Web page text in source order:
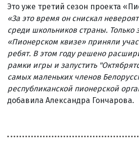
Это уже третий сезон проекта
«За это время он снискал
среди школьников страны. Только
«Пионерском квизе» приняли
ребят. В этом году решено
рамки игры и запустить
самых маленьких членов
республиканской пионерской
добавила Александра Гончарова.